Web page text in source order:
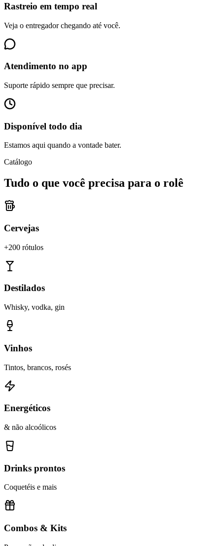
Rastreio em tempo real
Veja o entregador chegando até você.
Atendimento no app
Suporte rápido sempre que precisar.
Disponível todo dia
Estamos aqui quando a vontade bater.
Catálogo
Tudo o que você precisa para o rolê
Cervejas
+200 rótulos
Destilados
Whisky, vodka, gin
Vinhos
Tintos, brancos, rosés
Energéticos
& não alcoólicos
Drinks prontos
Coquetéis e mais
Combos & Kits